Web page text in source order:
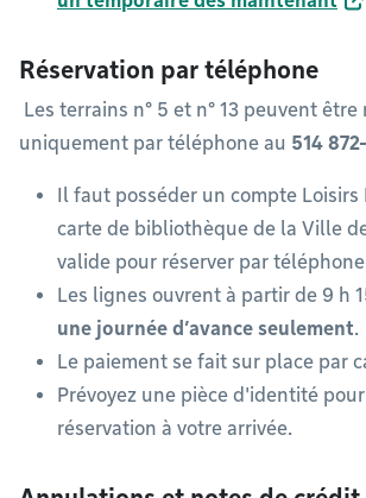
Réservation par téléphone
Les terrains n° 5 et n° 13 peuvent être
uniquement par téléphone au 514
Il faut posséder un compte
carte de bibliothèque de la Ville
valide pour réserver par
Les lignes ouvrent à partir de 9 h
une journée d’avance seulement.
Le paiement se fait sur place par
Prévoyez une pièce d'identité
réservation à votre arrivée.